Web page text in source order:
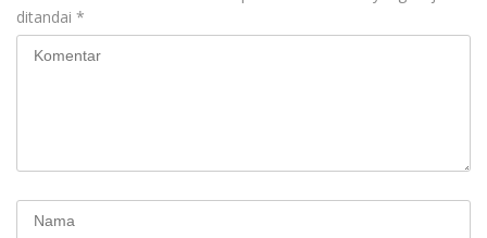
ditandai *